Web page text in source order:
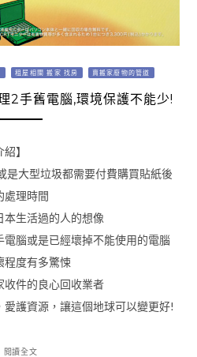
租屋相關 搬家 找房 賣搬家廢物的管道
2手舊電腦,環境保護不能少!
】
是大型垃圾都需要付費購買貼紙後
處理時間
本生活過的人的想像
腦或是已經壞掉不能使用的電腦
程度有多驚悚
收件的良心回收業者
護資源，讓這個地球可以變更好!
閱讀全文